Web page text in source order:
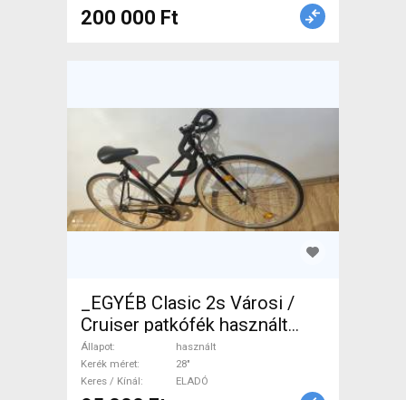
200 000 Ft
_EGYÉB Clasic 2s Városi /
Cruiser patkófék használt
ELADÓ
Állapot
használt
Kerék méret
28"
Keres / Kínál
ELADÓ